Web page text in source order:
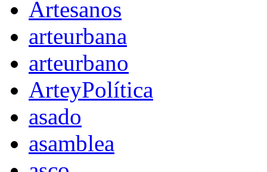
Artesanos
arteurbana
arteurbano
ArteyPolítica
asado
asamblea